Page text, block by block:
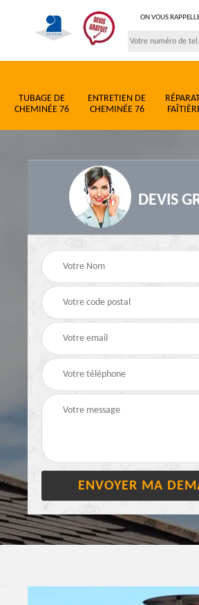
ON VOUS
TUBAGE DE
CHEMINÉE 76
ENTRETIEN DE
CHEMINÉE 76
DEVIS